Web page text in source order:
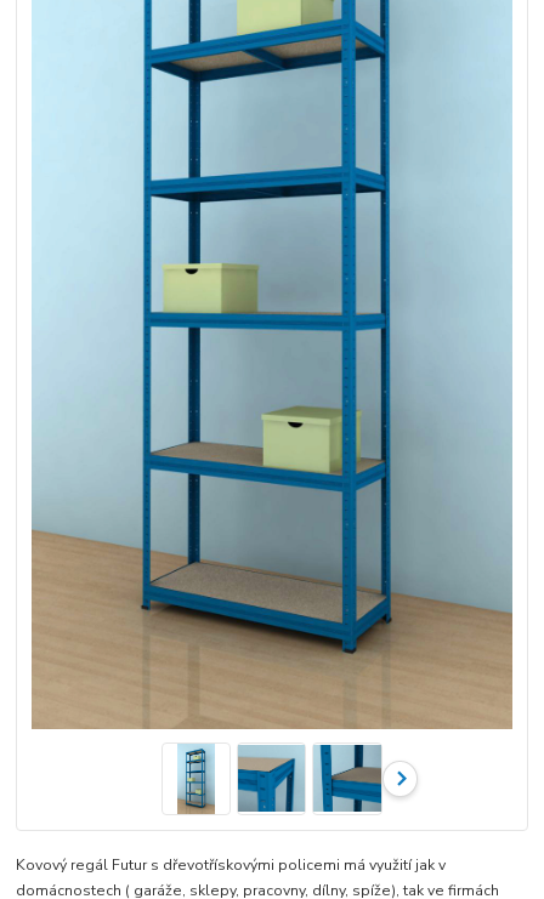
Kovový regál Futur s dřevotřískovými policemi má využití jak v
domácnostech ( garáže, sklepy, pracovny, dílny, spíže), tak ve firmách